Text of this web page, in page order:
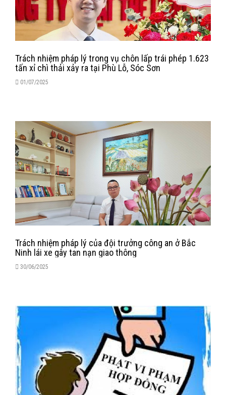
Trách nhiệm pháp lý trong vụ chôn lấp trái phép 1.623
tấn xỉ chì thải xảy ra tại Phù Lỗ, Sóc Sơn
01/07/2025
Trách nhiệm pháp lý của đội trưởng công an ở Bắc
Ninh lái xe gây tan nạn giao thông
30/06/2025